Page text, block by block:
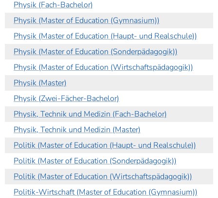
Physik (Fach-Bachelor)
Physik (Master of Education (Gymnasium))
Physik (Master of Education (Haupt- und Realschule))
Physik (Master of Education (Sonderpädagogik))
Physik (Master of Education (Wirtschaftspädagogik))
Physik (Master)
Physik (Zwei-Fächer-Bachelor)
Physik, Technik und Medizin (Fach-Bachelor)
Physik, Technik und Medizin (Master)
Politik (Master of Education (Haupt- und Realschule))
Politik (Master of Education (Sonderpädagogik))
Politik (Master of Education (Wirtschaftspädagogik))
Politik-Wirtschaft (Master of Education (Gymnasium))